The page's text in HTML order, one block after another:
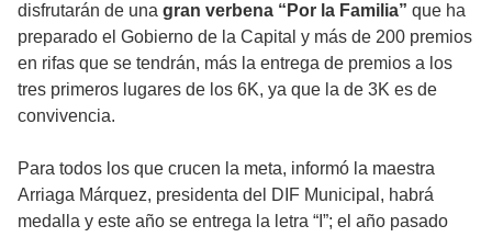
disfrutarán de una gran verbena “Por la Familia” que ha
preparado el Gobierno de la Capital y más de 200 premios
en rifas que se tendrán, más la entrega de premios a los
tres primeros lugares de los 6K, ya que la de 3K es de
convivencia.
Para todos los que crucen la meta, informó la maestra
Arriaga Márquez, presidenta del DIF Municipal, habrá
medalla y este año se entrega la letra “I”; el año pasado